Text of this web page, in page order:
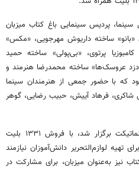
ملی سینما، پردیس سینمایی باغ کتاب میزبان
«بانو» ساخته داریوش مهرجویی، «مکس»
پرتوی، «بی‌پولی» ساخته حمید
عروسک‌ها» ساخته محمدرضا هنرمند و
که با حضور جمعی از هنرمندان سینما
شاکری، فرهاد آییش، حبیب رضایی، گوهر
این تجربه سینمایی که به همت سینماتیکت برگزار شد، با فروش ۱۳۳۱ بلیت
تهیه لوازم‌التحریر دانش‌آموزان نیازمند
نیز به‌عنوان میزبان، برای مشارکت در